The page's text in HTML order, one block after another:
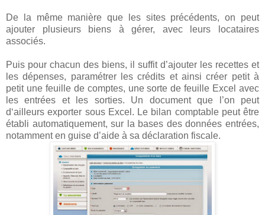
De la même manière que les sites précédents, on peut
ajouter plusieurs biens à gérer, avec leurs locataires
associés.
Puis pour chacun des biens, il suffit d’ajouter les recettes et
les dépenses, paramétrer les crédits et ainsi créer petit à
petit une feuille de comptes, une sorte de feuille Excel avec
les entrées et les sorties. Un document que l’on peut
d‘ailleurs exporter sous Excel. Le bilan comptable peut être
établi automatiquement, sur la bases des données entrées,
notamment en guise d’aide à sa déclaration fiscale.